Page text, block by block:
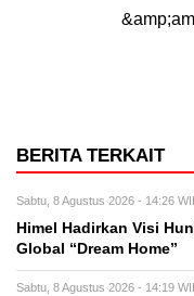
BERITA TERKAIT
Sabtu, 8 Agustus 2026 - 14:26
Himel Hadirkan Visi
Global “Dream Home”
Sabtu, 8 Agustus 2026 - 14:19